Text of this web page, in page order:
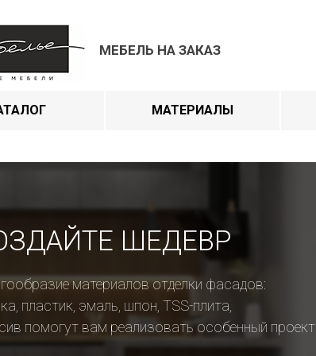
МЕБЕЛЬ НА ЗАКАЗ
МАТЕРИАЛЫ
ШЕДЕВР
материалов отделки фасадов:
пластик, эмаль, шпон, TSS-плита,
помогут вам реализовать особенный проект